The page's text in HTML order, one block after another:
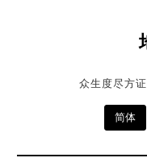
众生度尽方
简体